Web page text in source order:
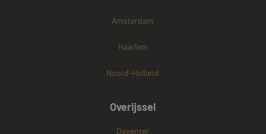
Amsterdam
Haarlem
Noord-Holland
Overijssel
Deventer